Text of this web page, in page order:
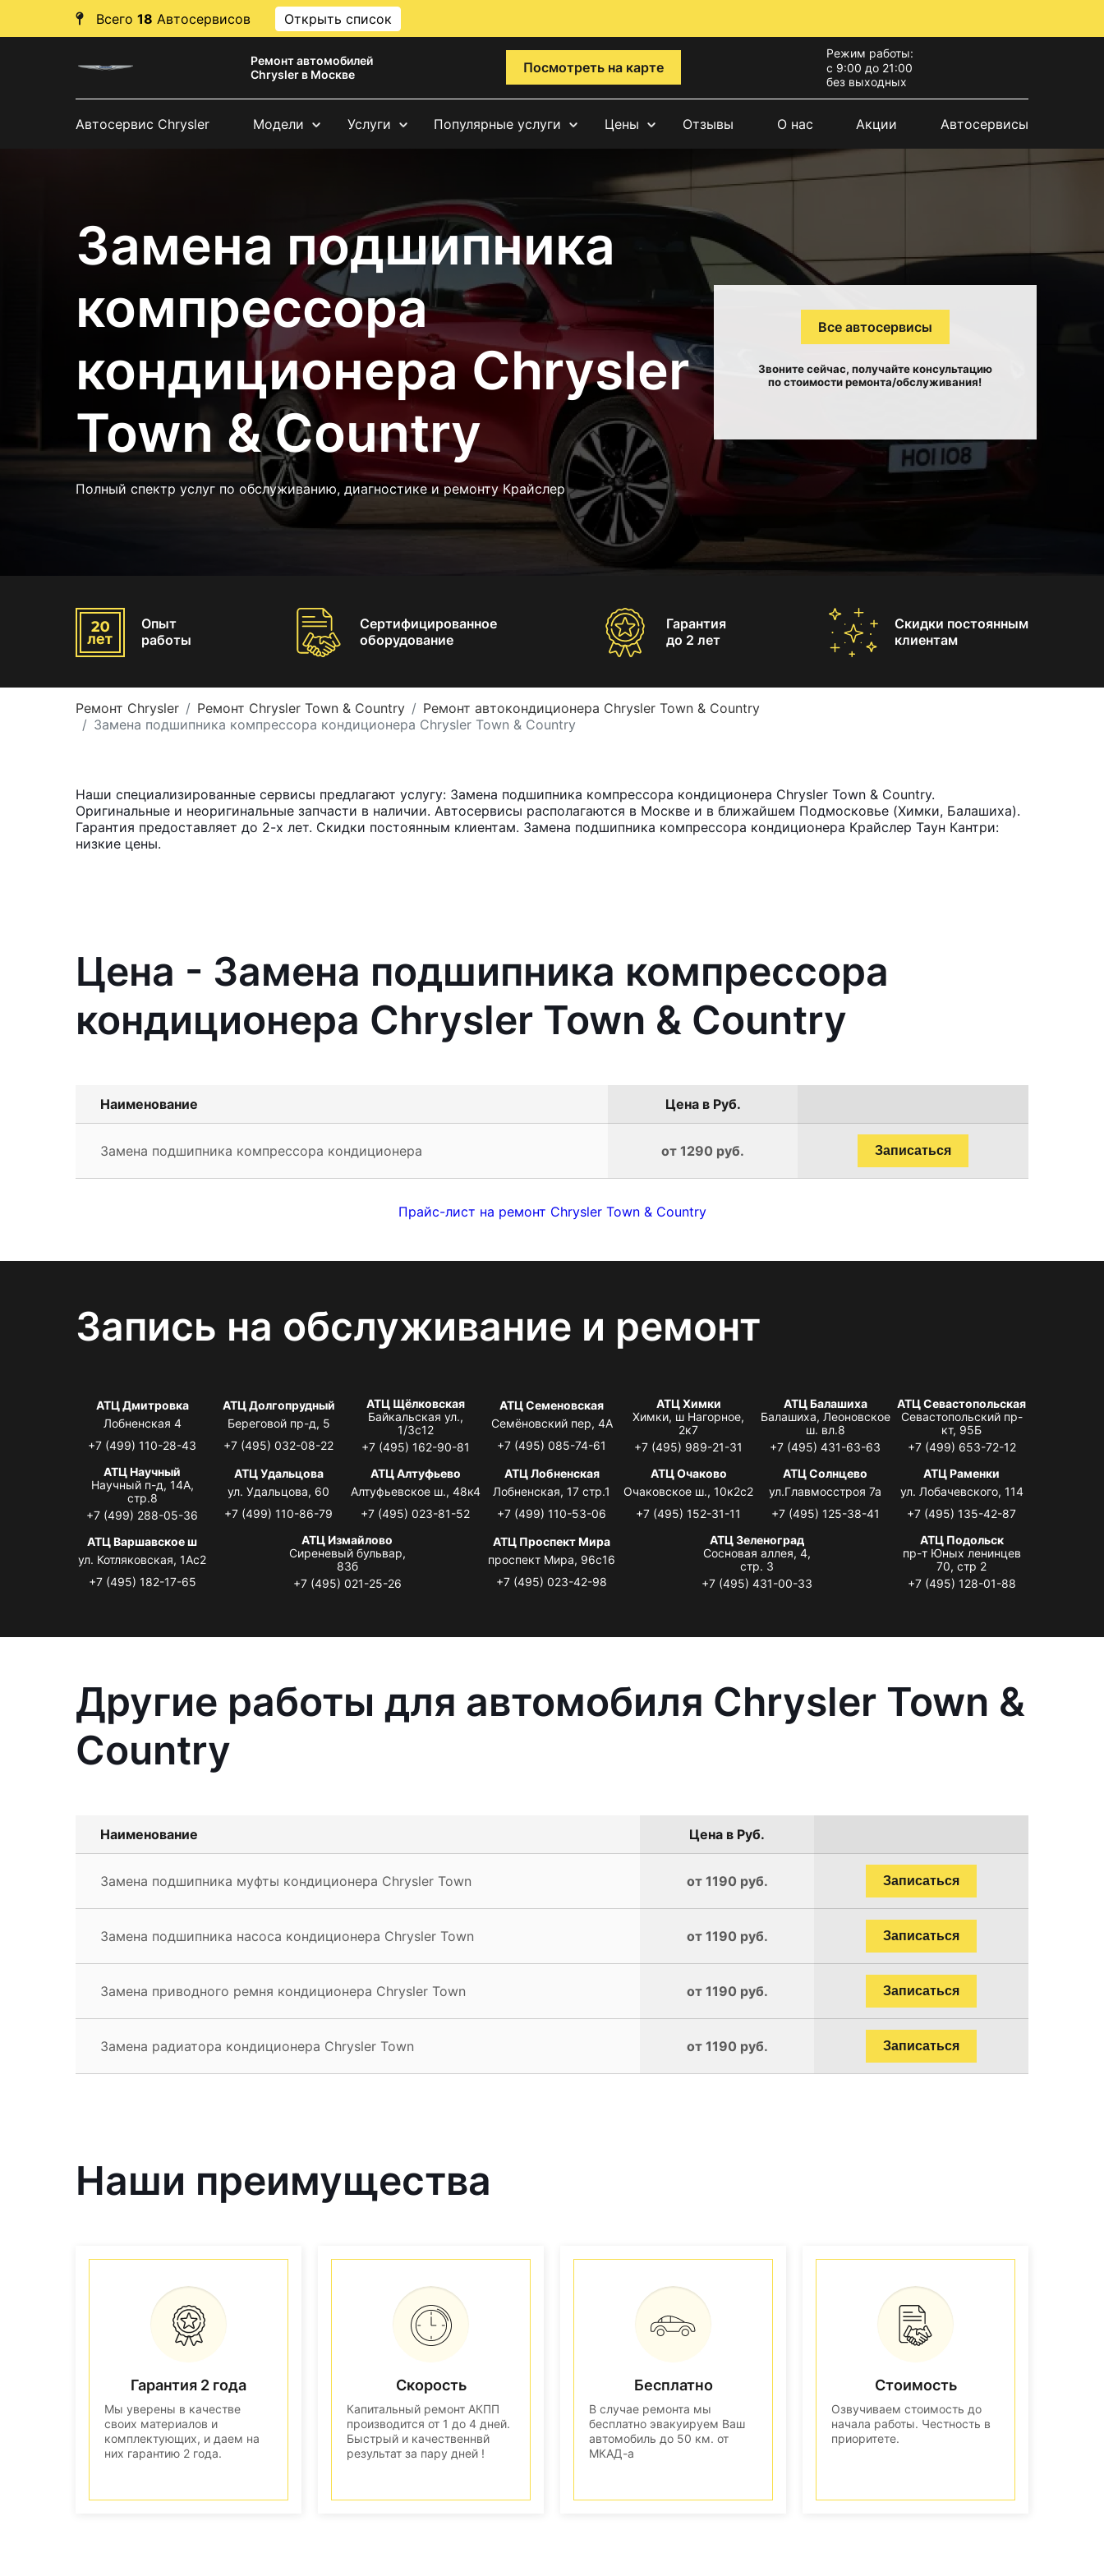
Всего 18 Автосервисов Открыть список
Ремонт автомобилей
Chrysler в Москве
Посмотреть на карте
Режим работы:
с 9:00 до 21:00
без выходных
Автосервис Chrysler Модели Услуги Популярные услуги Цены Отзывы О нас Акции Автосервисы
Замена подшипника
компрессора
кондиционера Chrysler
Town & Country
Полный спектр услуг по обслуживанию, диагностике и ремонту Крайслер
Все автосервисы
Звоните сейчас, получайте консультацию
по стоимости ремонта/обслуживания!
Опыт
работы
Сертифицированное
оборудование
Гарантия
до 2 лет
Скидки постоянным
клиентам
Ремонт Chrysler Ремонт Chrysler Town & Country
Ремонт автокондиционера Chrysler Town & Country
Замена подшипника компрессора кондиционера Chrysler Town & Country
Наши специализированные сервисы предлагают услугу: Замена подшипника компрессора кондиционера Chrysler Town & Country.
Оригинальные и неоригинальные запчасти в наличии. Автосервисы располагаются в Москве и в ближайшем Подмосковье (Химки, Балашиха).
Гарантия предоставляет до 2-х лет. Скидки постоянным клиентам. Замена подшипника компрессора кондиционера Крайслер Таун Кантри:
низкие цены.
Цена - Замена подшипника компрессора
кондиционера Chrysler Town & Country
Наименование Цена в Руб.
Замена подшипника компрессора кондиционера от 1290 руб. Записаться
Прайс-лист на ремонт Chrysler Town & Country
Запись на обслуживание и ремонт
АТЦ Дмитровка
Лобненская 4
+7 (499) 110-28-43
АТЦ Долгопрудный
Береговой пр-д, 5
+7 (495) 032-08-22
АТЦ Щёлковская
Байкальская ул.,
1/3с12
+7 (495) 162-90-81
АТЦ Семеновская
Семёновский пер, 4А
+7 (495) 085-74-61
АТЦ Химки
Химки, ш Нагорное,
2к7
+7 (495) 989-21-31
АТЦ Балашиха
Балашиха, Леоновское
ш. вл.8
+7 (495) 431-63-63
АТЦ Севастопольская
Севастопольский пр-
кт, 95Б
+7 (499) 653-72-12
АТЦ Научный
Научный п-д, 14А,
стр.8
+7 (499) 288-05-36
АТЦ Удальцова
ул. Удальцова, 60
+7 (499) 110-86-79
АТЦ Алтуфьево
Алтуфьевское ш., 48к4
+7 (495) 023-81-52
АТЦ Лобненская
Лобненская, 17 стр.1
+7 (499) 110-53-06
АТЦ Очаково
Очаковское ш., 10к2с2
+7 (495) 152-31-11
АТЦ Солнцево
ул.Главмосстроя 7а
+7 (495) 125-38-41
АТЦ Раменки
ул. Лобачевского, 114
+7 (495) 135-42-87
АТЦ Варшавское ш
ул. Котляковская, 1Ас2
+7 (495) 182-17-65
АТЦ Измайлово
Сиреневый бульвар,
83б
+7 (495) 021-25-26
АТЦ Проспект Мира
проспект Мира, 96с16
+7 (495) 023-42-98
АТЦ Зеленоград
Сосновая аллея, 4,
стр. 3
+7 (495) 431-00-33
АТЦ Подольск
пр-т Юных ленинцев
70, стр 2
+7 (495) 128-01-88
Другие работы для автомобиля Chrysler Town &
Country
Наименование Цена в Руб.
Замена подшипника муфты кондиционера Chrysler Town от 1190 руб. Записаться
Замена подшипника насоса кондиционера Chrysler Town от 1190 руб. Записаться
Замена приводного ремня кондиционера Chrysler Town от 1190 руб. Записаться
Замена радиатора кондиционера Chrysler Town от 1190 руб. Записаться
Наши преимущества
Гарантия 2 года
Мы уверены в качестве
своих материалов и
комплектующих, и даем на
них гарантию 2 года.
Скорость
Капитальный ремонт АКПП
производится от 1 до 4 дней.
Быстрый и качественнвй
результат за пару дней !
Бесплатно
В случае ремонта мы
бесплатно эвакуируем Ваш
автомобиль до 50 км. от
МКАД-а
Стоимость
Озвучиваем стоимость до
начала работы. Честность в
приоритете.